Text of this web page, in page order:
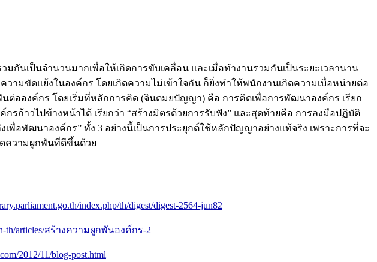
นเป็นจำนวนมากเพื่อให้เกิดการขับเคลื่อน และเมื่อทำงานรวมกันเป็นระยะเวลานาน
มขัดแย้งในองค์กร โดยเกิดความไม่เข้าใจกัน ก็ยิ่งทำให้พนักงานเกิดความเบื่อหน่ายต่อ
ต่อองค์กร โดยเริ่มที่หลักการคิด (จินตมยปัญญา) คือ การคิดเพื่อการพัฒนาองค์กร เรียก
ก้าวไปข้างหน้าได้ เรียกว่า “สร้างมิตรด้วยการรับฟัง” และสุดท้ายคือ การลงมือปฏิบัติ
อพัฒนาองค์กร” ทั้ง 3 อย่างนี้เป็นการประยุกต์ใช้หลักปัญญาอย่างแท้จริง เพราะการที่จะ
ดความผูกพันที่ดีขึ้นด้วย
index.php/th/digest/digest-2564-jun82
th/articles/สร้างความผูกพันองค์กร-2
2012/11/blog-post.html